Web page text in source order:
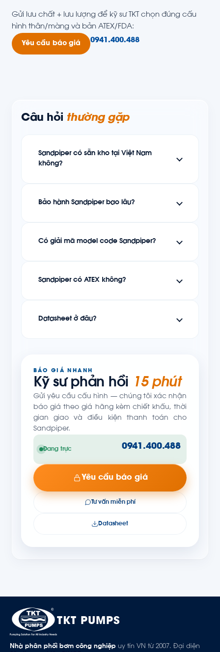
Gửi lưu chất + lưu lượng để kỹ sư TKT chọn đúng cấu
hình thân/màng và bản ATEX/FDA:
Yêu cầu báo giá 0941.400.488
Câu hỏi thường gặp
Sandpiper có sẵn kho tại Việt Nam
không?
Bảo hành Sandpiper bao lâu?
Có giải mã model code Sandpiper?
Sandpiper có ATEX không?
Datasheet ở đâu?
BÁO GIÁ NHANH
Kỹ sư phản hồi 15 phút
Gửi yêu cầu cấu hình — chúng tôi xác nhận
báo giá theo giá hãng kèm chiết khấu, thời
gian giao và điều kiện thanh toán cho
Sandpiper.
Đang trực 0941.400.488
Yêu cầu báo giá
Tư vấn miễn phí
Datasheet
TKT PUMPS
Nhà phân phối bơm công nghiệp uy tín VN từ 2007. Đại diện